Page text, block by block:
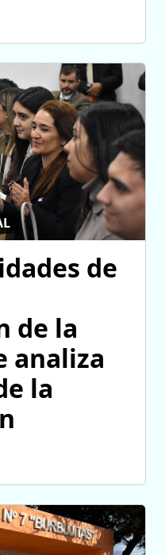
de
de la
analiza
la